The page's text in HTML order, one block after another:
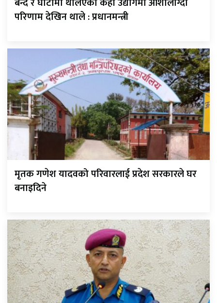
परिणाम देखिन थाले : प्रधानमन्त्री
मृतक गणेश यादवको परिवारलाई प्रदेश सरकारले घर
बनाइदिने